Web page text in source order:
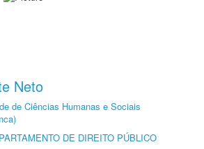
Neto
de Ciências Humanas e Sociais
DE DIREITO PÚBLICO